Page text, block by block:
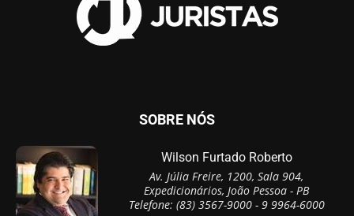
SOBRE NÓS
Wilson Furtado Roberto
Av. Júlia Freire, 1200, Sala 904,
Expedicionários, João Pessoa - PB
Telefone: (83) 3567-9000 - 9 9964-6000